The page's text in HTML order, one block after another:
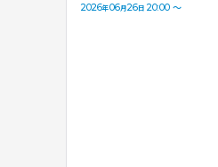
2026年06月26日 20:00 ～